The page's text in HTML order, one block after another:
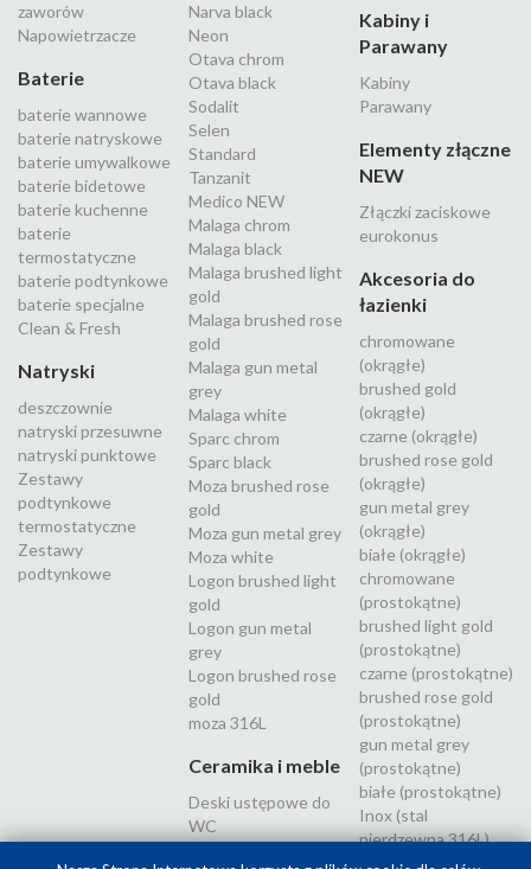
zaworów
Napowietrzacze
Baterie
baterie wannowe
baterie natryskowe
baterie umywalkowe
baterie bidetowe
baterie kuchenne
baterie
termostatyczne
baterie podtynkowe
baterie specjalne
Clean & Fresh
Natryski
deszczownie
natryski przesuwne
natryski punktowe
Zestawy
podtynkowe
termostatyczne
Zestawy
podtynkowe
Narva black
Neon
Otava chrom
Otava black
Sodalit
Selen
Standard
Tanzanit
Medico NEW
Malaga chrom
Malaga black
Malaga brushed light
gold
Malaga brushed rose
gold
Malaga gun metal
grey
Malaga white
Sparc chrom
Sparc black
Moza brushed rose
gold
Moza gun metal grey
Moza white
Logon brushed light
gold
Logon gun metal
grey
Logon brushed rose
gold
moza 316L
Ceramika i meble
Deski ustępowe do
WC
Kabiny i
Parawany
Kabiny
Parawany
Elementy złączne
NEW
Złączki zaciskowe
eurokonus
Akcesoria do
łazienki
chromowane
(okrągłe)
brushed gold
(okrągłe)
czarne (okrągłe)
brushed rose gold
(okrągłe)
gun metal grey
(okrągłe)
białe (okrągłe)
chromowane
(prostokątne)
brushed light gold
(prostokątne)
czarne (prostokątne)
brushed rose gold
(prostokątne)
gun metal grey
(prostokątne)
białe (prostokątne)
Inox (stal
nierdzewna 316L)